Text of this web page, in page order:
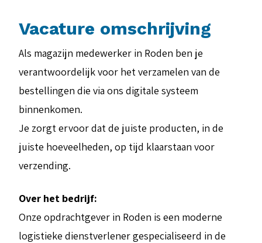
Vacature omschrijving
Als magazijn medewerker in Roden ben je
verantwoordelijk voor het verzamelen van de
bestellingen die via ons digitale systeem
binnenkomen.
Je zorgt ervoor dat de juiste producten, in de
juiste hoeveelheden, op tijd klaarstaan voor
verzending.
Over het bedrijf:
Onze opdrachtgever in Roden is een moderne
logistieke dienstverlener gespecialiseerd in de